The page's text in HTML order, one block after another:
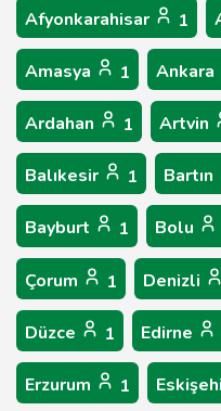
Afyonkarahisar 1
Amasya 1 Ankara
Ardahan 1 Artvin
Balıkesir 1 Bartın
Bayburt 1 Bolu
Çorum 1 Denizli
Düzce 1 Edirne
Erzurum 1